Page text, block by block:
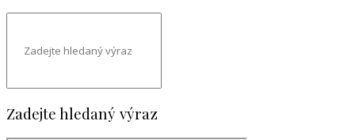
Zadejte hledaný výraz